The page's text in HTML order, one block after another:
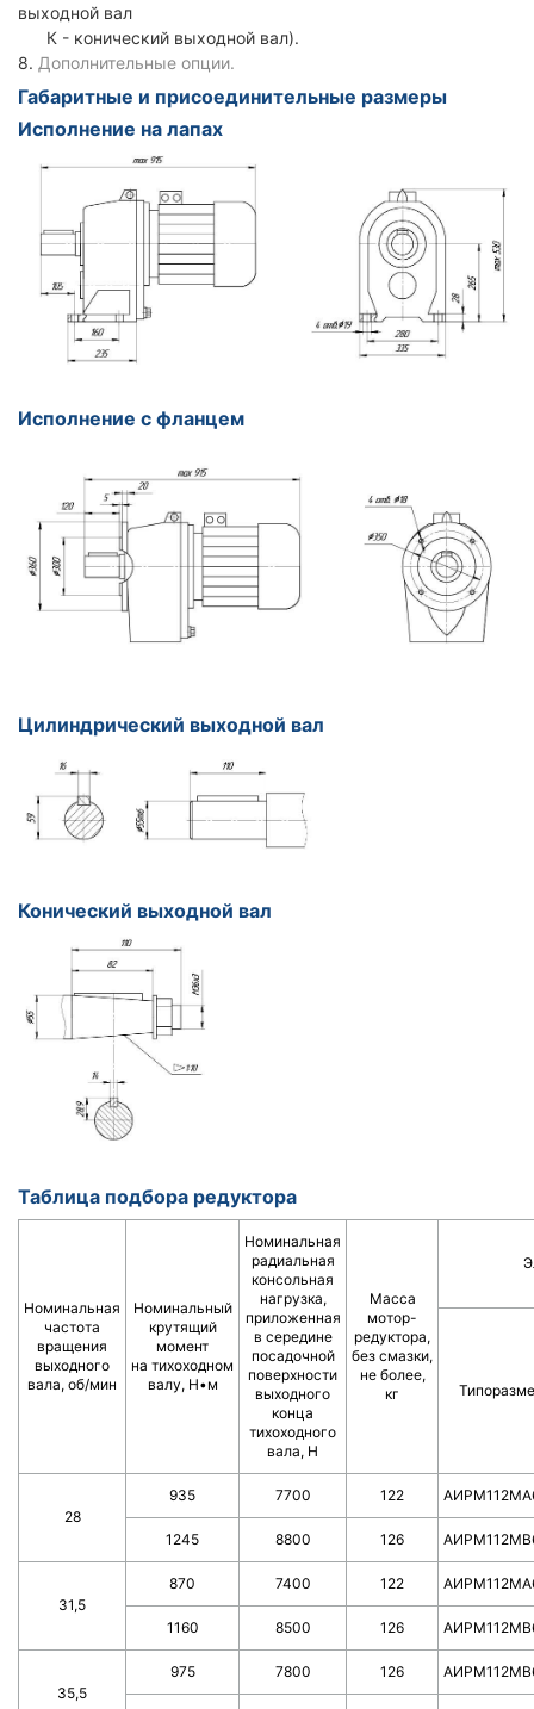
выходной вал
К - конический выходной вал).
8. Дополнительные опции.
Габаритные и присоединительные размеры
Исполнение на лапах
Исполнение с фланцем
Цилиндрический выходной вал
Конический выходной вал
Таблица подбора редуктора
Номинальная
частота
вращения
выходного
вала, об/мин
Номинальный
крутящий
момент
на тихоходном
валу, Н•м
Номинальная
радиальная
консольная
нагрузка,
приложенная
в середине
посадочной
поверхности
выходного
конца
тихоходного
вала, Н
Масса
мотор-
редуктора,
без смазки,
не более,
кг
28
935 7700 122
1245 8800 126
31,5
870 7400 122
1160 8500 126
35,5
975 7800 126